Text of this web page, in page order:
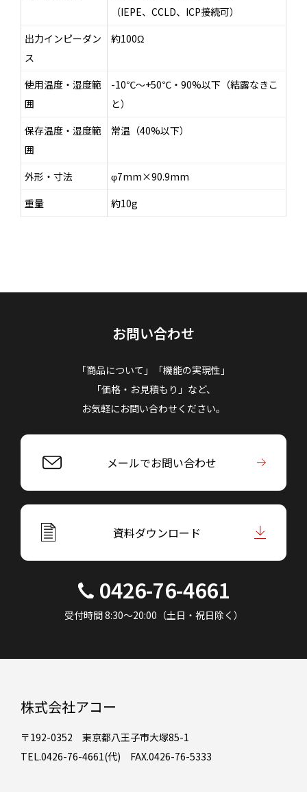
（IEPE、CCLD、ICP接続可）
出力インピーダン
ス
約100Ω
使用温度・湿度範
囲
-10℃～+50℃・90%以下（結露なきこ
と）
保存温度・湿度範
囲
常温（40%以下）
外形・寸法
φ7mm×90.9mm
重量
約10g
お問い合わせ
「商品について」「機能の実現性」
「価格・お見積もり」など、
お気軽にお問い合わせください。
メールでお問い合わせ
資料ダウンロード
0426-76-4661
受付時間 8:30～20:00（土日・祝日除く）
株式会社アコー
〒192-0352 東京都八王子市大塚85-1
TEL.0426-76-4661(代) FAX.0426-76-5333